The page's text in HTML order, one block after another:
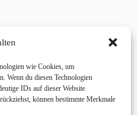
wie Cookies, um
Wenn du diesen Technologien
IDs auf dieser Website
können bestimmte Merkmale